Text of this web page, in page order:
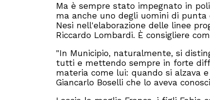
Ma è sempre stato impegnato in
ma anche uno degli uomini di
Nesi nell'elaborazione delle linee
Riccardo Lombardi. È consigliere
"In Municipio, naturalmente, si
tutti e mettendo sempre in forte
materia come lui: quando si alzava
Giancarlo Boselli che lo aveva